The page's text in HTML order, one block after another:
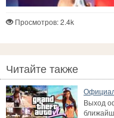
Просмотров: 2.4k
Читайте также
Выход